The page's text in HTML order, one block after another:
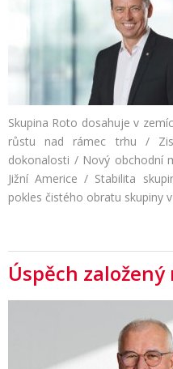
Skupina Roto dosahuje v
růstu nad rámec trhu /
dokonalosti / Nový obchodní
Jižní Americe / Stabilita
pokles čistého obratu skupiny
Úspěch